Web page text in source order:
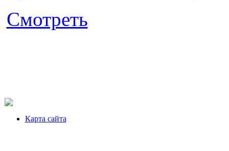
Смотреть
Карта сайта